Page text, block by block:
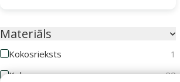
Materiāls
Kokosrieksts
1
Koks
22